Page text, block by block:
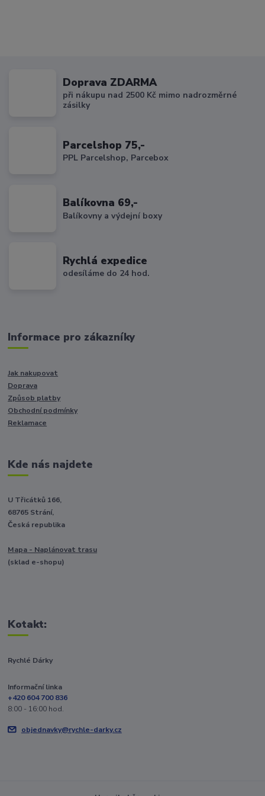
Doprava ZDARMA
při nákupu nad 2500 Kč mimo nadrozměrné
zásilky
Parcelshop 75,-
PPL Parcelshop, Parcebox
Balíkovna 69,-
Balíkovny a výdejní boxy
Rychlá expedice
odesíláme do 24 hod.
Informace pro zákazníky
Jak nakupovat
Doprava
Způsob platby
Obchodní podmínky
Reklamace
Kde nás najdete
U Třicátků 166,
68765 Strání,
Česká republika
Mapa - Naplánovat trasu
(sklad e-shopu)
Kotakt:
Rychlé Dárky
Informační linka
+420 604 700 836
8:00 - 16:00 hod.
objednavky@rychle-darky.cz